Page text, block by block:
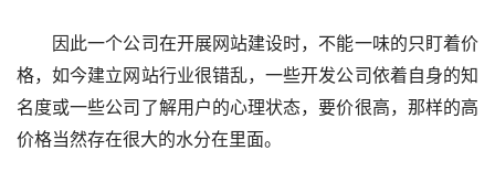
因此一个公司在开展网站建设时，不能一味的只盯着价
格，如今建立网站行业很错乱，一些开发公司依着自身的知
名度或一些公司了解用户的心理状态，要价很高，那样的高
价格当然存在很大的水分在里面。